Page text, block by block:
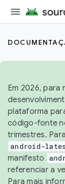
Em 2026, para
plataforma
código-fonte
trimestres.
android-
manifesto
referenciar a
Para mais